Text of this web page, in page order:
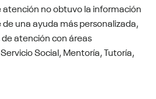
atención no obtuvo la información
una ayuda más personalizada,
atención con áreas
Social, Mentoría, Tutoría,